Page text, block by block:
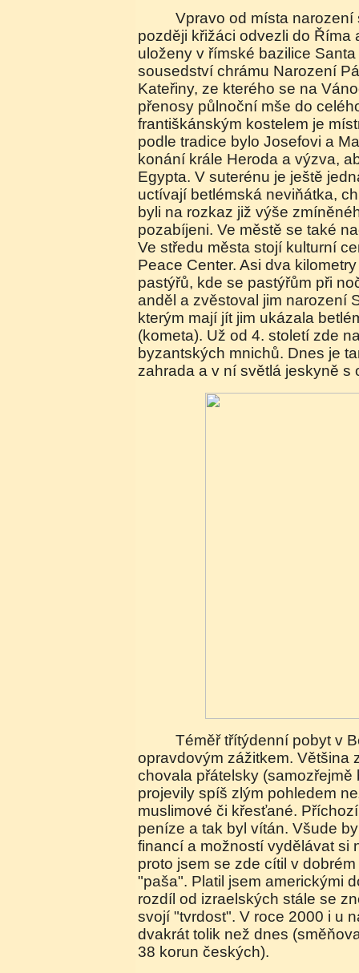
Vpravo od místa narození stály jesličky, které
později křižáci odvezli do Říma
uloženy v římské bazilice
sousedství chrámu Narození
Kateřiny, ze kterého se na
přenosy půlnoční mše do
františkánským kostelem je
podle tradice bylo Josefovi a
konání krále Heroda a výzva,
Egypta. V suterénu je ještě
uctívají betlémská neviňátka,
byli na rozkaz již výše
pozabíjeni. Ve městě se také
Ve středu města stojí kulturní
Peace Center. Asi dva
pastýřů, kde se pastýřům při
anděl a zvěstoval jim narození
kterým mají jít jim ukázala
(kometa). Už od 4. století zde
byzantských mnichů. Dnes je
zahrada a v ní světlá jeskyně s
Téměř třítýdenní pobyt v Betlémě byl pro mě
opravdovým zážitkem. Většina
chovala přátelsky (samozřejmě
projevily spíš zlým pohledem
muslimové či křesťané.
peníze a tak byl vítán. Všude
financí a možností vydělávat si
proto jsem se zde cítil v
"paša". Platil jsem americkými
rozdíl od izraelských stále se
svojí "tvrdost". V roce 2000 i u
dvakrát tolik než dnes
38 korun českých).